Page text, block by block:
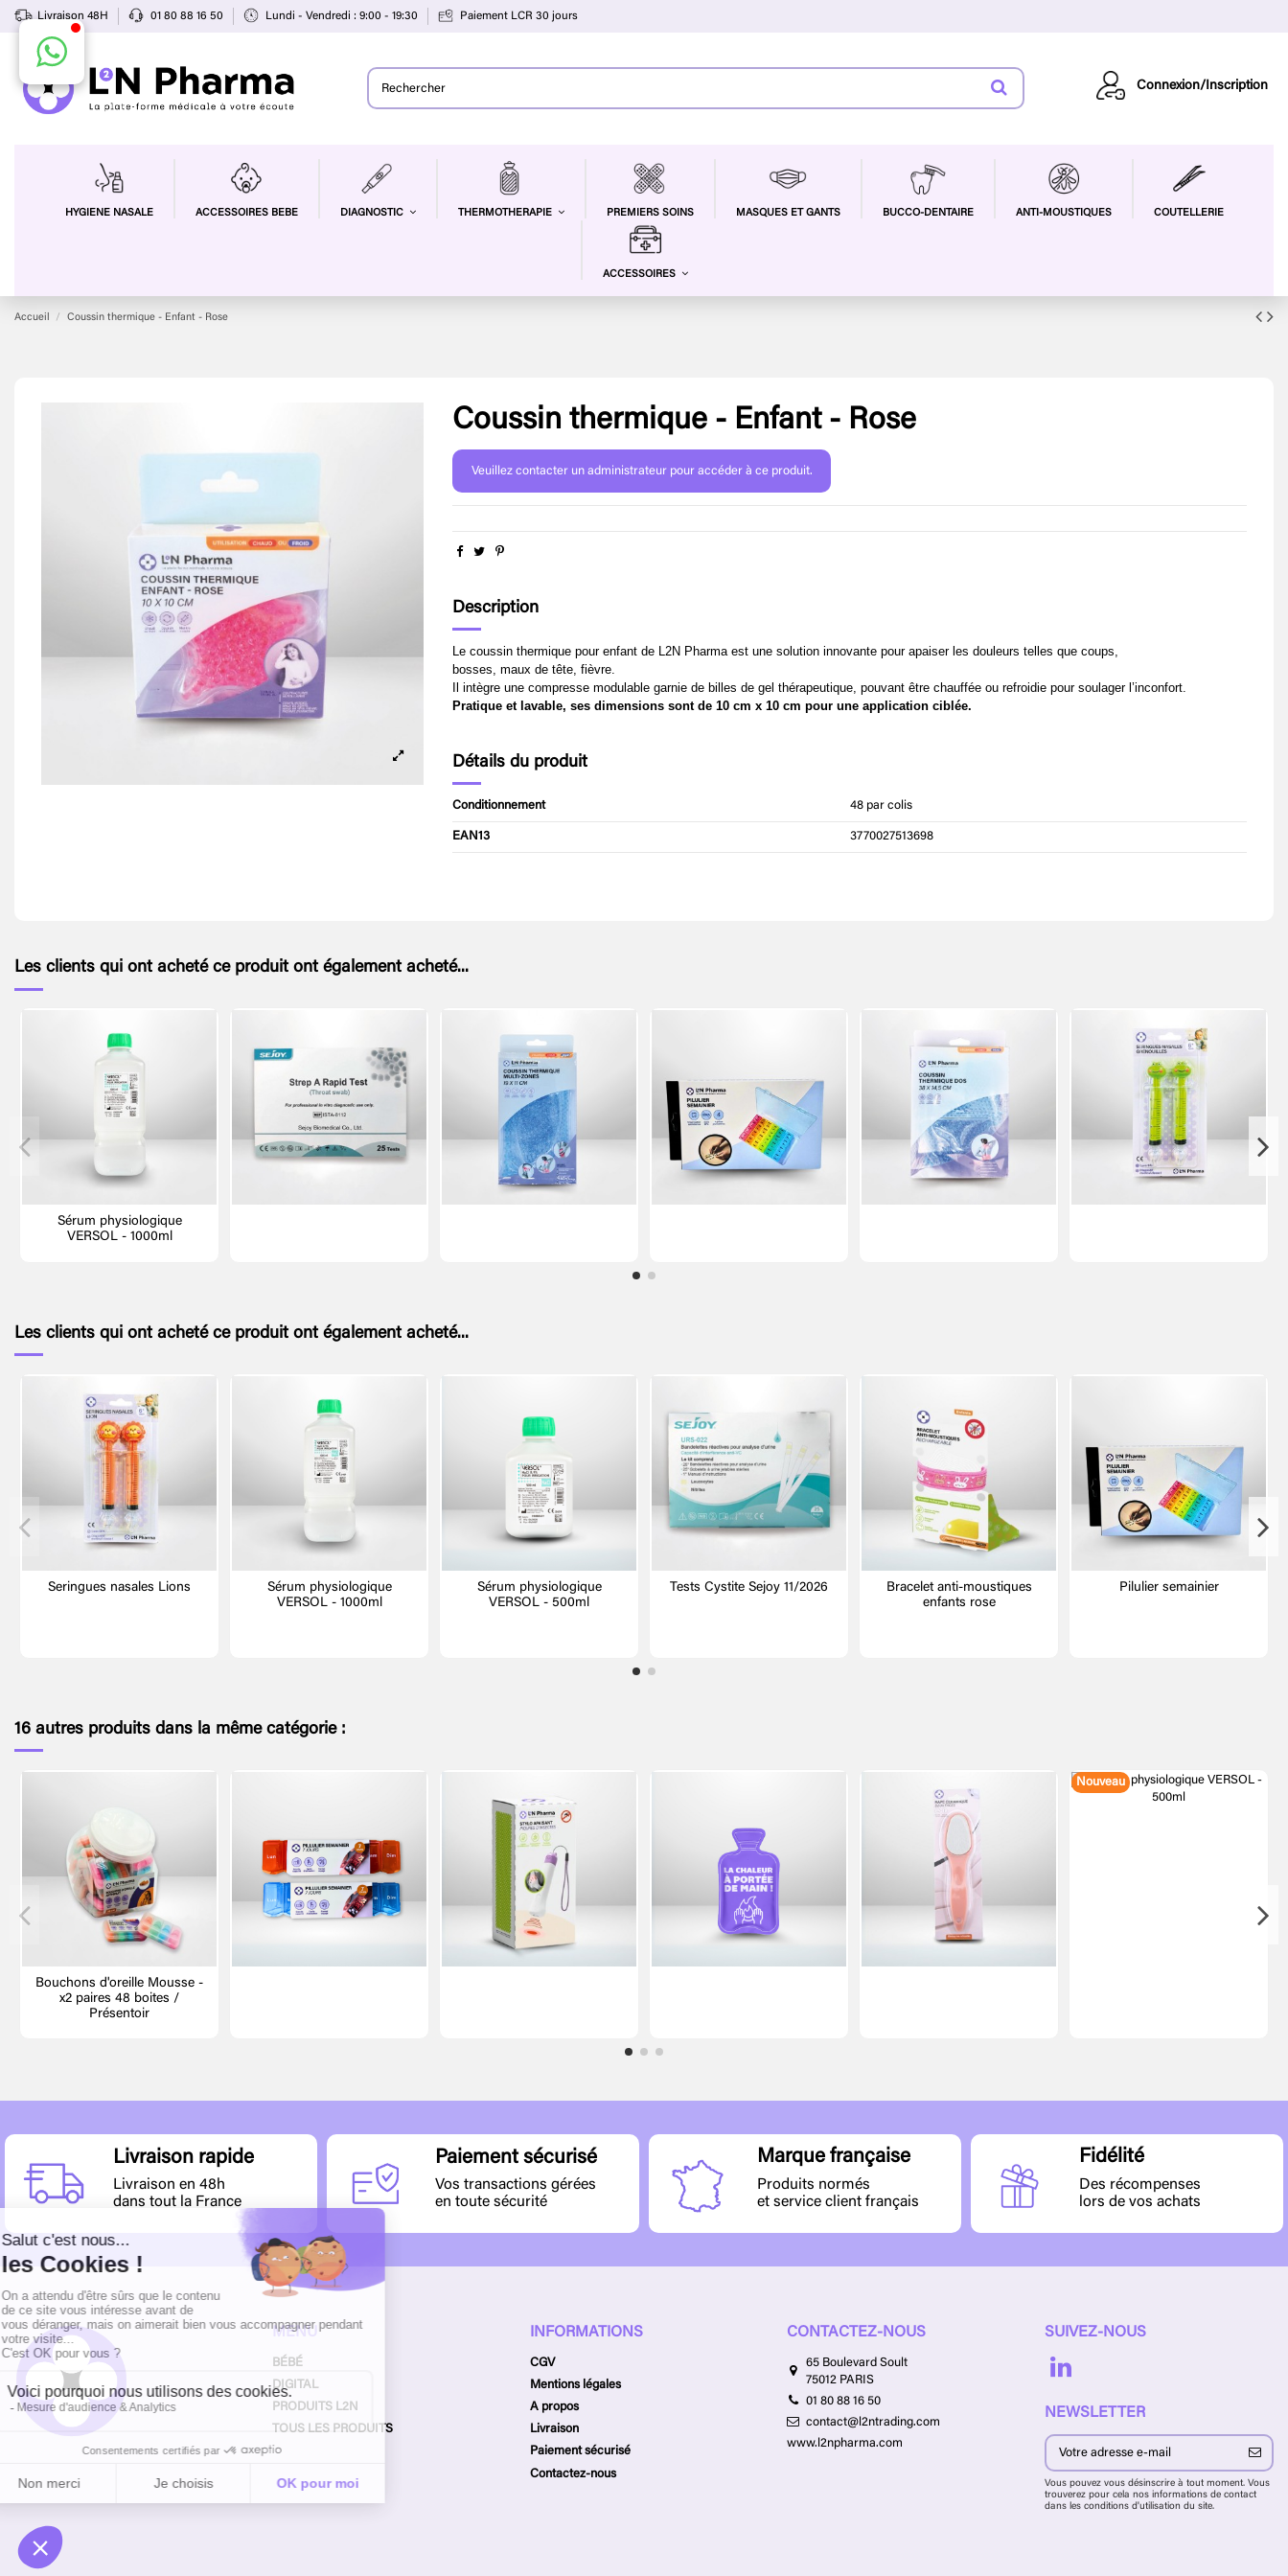
Livraison 48H 01 80 88 16 50 Lundi - Vendredi : 9:00 - 19:30 Paiement LCR 30 jours
Connexion/Inscription
HYGIENE NASALE ACCESSOIRES BEBE DIAGNOSTIC THERMOTHERAPIE PREMIERS SOINS MASQUES ET GANTS BUCCO-DENTAIRE ANTI-MOUSTIQUES COUTELLERIE
ACCESSOIRES
Accueil Coussin thermique - Enfant - Rose
Coussin thermique - Enfant - Rose
Veuillez contacter un administrateur pour accéder à ce produit.
Description
Le coussin thermique pour enfant de L2N Pharma est une solution innovante pour apaiser les douleurs telles que coups,
bosses, maux de tête, fièvre.
Il intègre une compresse modulable garnie de billes de gel thérapeutique, pouvant être chauffée ou refroidie pour soulager l’inconfort.
Pratique et lavable, ses dimensions sont de 10 cm x 10 cm pour une application ciblée.
Détails du produit
Conditionnement 48 par colis
EAN13 3770027513698
Les clients qui ont acheté ce produit ont également acheté...
Sérum physiologique
VERSOL - 1000ml
Les clients qui ont acheté ce produit ont également acheté...
Seringues nasales Lions
Sérum physiologique
VERSOL - 1000ml
Sérum physiologique
VERSOL - 500ml
Tests Cystite Sejoy 11/2026
Bracelet anti-moustiques
enfants rose
Pilulier semainier
16 autres produits dans la même catégorie :
Bouchons d'oreille Mousse -
x2 paires 48 boites /
Présentoir
Nouveau
Livraison rapide
Livraison en 48h
dans tout la France
Paiement sécurisé
Vos transactions gérées
en toute sécurité
Marque française
Produits normés
et service client français
Fidélité
Des récompenses
lors de vos achats
MENU
BÉBÉ
DIGITAL
PRODUITS L2N
TOUS LES PRODUITS
INFORMATIONS
CGV
Mentions légales
A propos
Livraison
Paiement sécurisé
Contactez-nous
CONTACTEZ-NOUS
65 Boulevard Soult
75012 PARIS
01 80 88 16 50
contact@l2ntrading.com
www.l2npharma.com
SUIVEZ-NOUS
NEWSLETTER
Vous pouvez vous désinscrire à tout moment. Vous
trouverez pour cela nos informations de contact
dans les conditions d'utilisation du site.